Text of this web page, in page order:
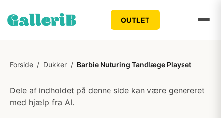
OUTLET
Forside / Dukker / Barbie Nuturing Tandlæge Playset
Dele af indholdet på denne side kan være genereret
med hjælp fra AI.